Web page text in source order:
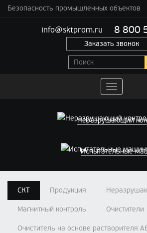
Безопасность промышленных объектов
info@sktprom.ru 8 800
Заказать звонок
навигацию
Неразрушающий
Испытательные
СКТ Продукция
Магнитный контроль Очистители
Очиститель на основе растворителя